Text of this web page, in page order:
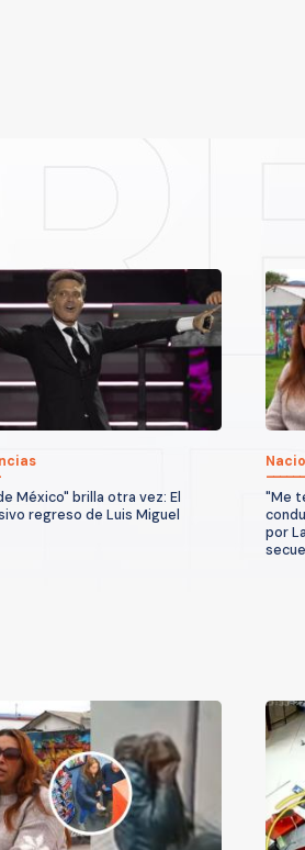
México" brilla otra vez: El
regreso de Luis Miguel
"Me
por